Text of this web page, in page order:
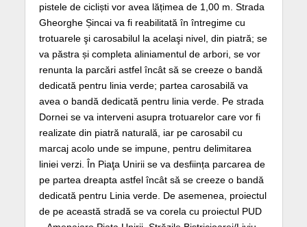
pistele de cicliști vor avea lățimea de 1,00 m. Strada
Gheorghe Șincai va fi reabilitată în întregime cu
trotuarele şi carosabilul la acelaşi nivel, din piatră; se
va păstra și completa aliniamentul de arbori, se vor
renunta la parcări astfel încât să se creeze o bandă
dedicată pentru linia verde; partea carosabilă va
avea o bandă dedicată pentru linia verde. Pe strada
Dornei se va interveni asupra trotuarelor care vor fi
realizate din piatră naturală, iar pe carosabil cu
marcaj acolo unde se impune, pentru delimitarea
liniei verzi. În Piaţa Unirii se va desființa parcarea de
pe partea dreapta astfel încât să se creeze o bandă
dedicată pentru Linia verde. De asemenea, proiectul
de pe această stradă se va corela cu proiectul PUD